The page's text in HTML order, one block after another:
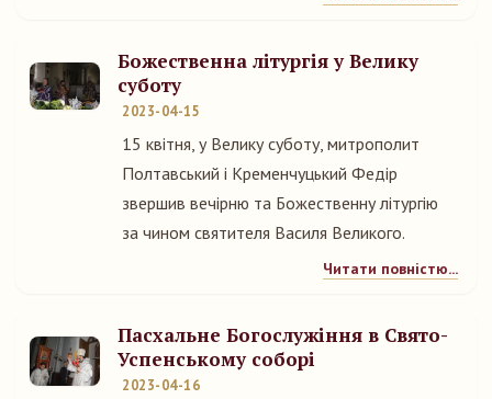
Божественна літургія у Велику
суботу
2023-04-15
15 квітня, у Велику суботу, митрополит
Полтавський і Кременчуцький Федір
звершив вечірню та Божественну літургію
за чином святителя Василя Великого.
Читати повністю...
Пасхальне Богослужіння в Свято-
Успенському соборі
2023-04-16